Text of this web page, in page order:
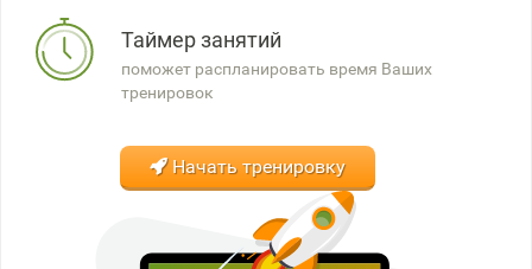
Таймер занятий
поможет распланировать время Ваших
тренировок
Начать тренировку